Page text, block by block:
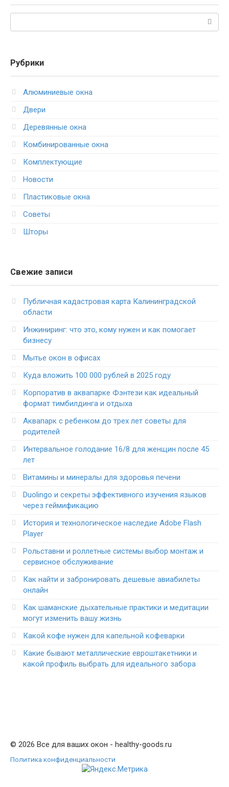
Рубрики
Алюминиевые окна
Двери
Деревянные окна
Комбинированные окна
Комплектующие
Новости
Пластиковые окна
Советы
Шторы
Свежие записи
Публичная кадастровая карта Калининградской
области
Инжиниринг: что это, кому нужен и как помогает
бизнесу
Мытье окон в офисах
Куда вложить 100 000 рублей в 2025 году
Корпоратив в аквапарке Фэнтези как идеальный
формат тимбилдинга и отдыха
Аквапарк с ребенком до трех лет советы для
родителей
Интервальное голодание 16/8 для женщин после 45
лет
Витамины и минералы для здоровья печени
Duolingo и секреты эффективного изучения языков
через геймификацию
История и технологическое наследие Adobe Flash
Player
Рольставни и роллетные системы выбор монтаж и
сервисное обслуживание
Как найти и забронировать дешевые авиабилеты
онлайн
Как шаманские дыхательные практики и медитации
могут изменить вашу жизнь
Какой кофе нужен для капельной кофеварки
Какие бывают металлические евроштакетники и
какой профиль выбрать для идеального забора
© 2026 Все для ваших окон - healthy-goods.ru
Политика конфиденциальности